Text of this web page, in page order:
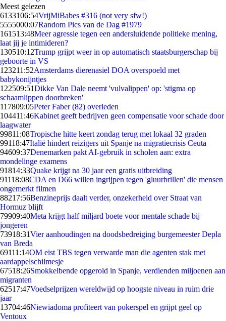
Meest gelezen
6133106:54VrijMiBabes #316 (not very sfw!)
5555000:07Random Pics van de Dag #1979
161513:48Meer agressie tegen een andersluidende politieke mening,
laat jij je intimideren?
130510:12Trump grijpt weer in op automatisch staatsburgerschap bij
geboorte in VS
123211:52Amsterdams dierenasiel DOA overspoeld met
babykonijntjes
122509:51Dikke Van Dale neemt 'vulvalippen' op: 'stigma op
schaamlippen doorbreken'
117809:05Peter Faber (82) overleden
104411:46Kabinet geeft bedrijven geen compensatie voor schade door
laagwater
99811:08Tropische hitte keert zondag terug met lokaal 32 graden
99118:47Italië hindert reizigers uit Spanje na migratiecrisis Ceuta
94609:37Denemarken pakt AI-gebruik in scholen aan: extra
mondelinge examens
91814:33Quake krijgt na 30 jaar een gratis uitbreiding
91118:08CDA en D66 willen ingrijpen tegen 'gluurbrillen' die mensen
ongemerkt filmen
88217:56Benzineprijs daalt verder, onzekerheid over Straat van
Hormuz blijft
79909:40Meta krijgt half miljard boete voor mentale schade bij
jongeren
73918:31Vier aanhoudingen na doodsbedreiging burgemeester Depla
van Breda
69111:14OM eist TBS tegen verwarde man die agenten stak met
aardappelschilmesje
67518:26Smokkelbende opgerold in Spanje, verdienden miljoenen aan
migranten
62517:47Voedselprijzen wereldwijd op hoogste niveau in ruim drie
jaar
13704:46Niewiadoma profiteert van pokerspel en grijpt geel op
Ventoux